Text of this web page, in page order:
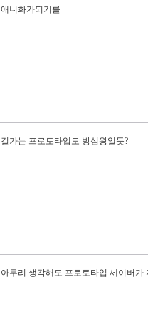
애니화가되기를
길가는 프로토타입도 방심왕일듯?
아무리 생각해도 프로토타입 세이버